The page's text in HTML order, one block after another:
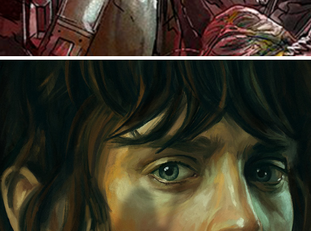
LORD OF THE RINGS